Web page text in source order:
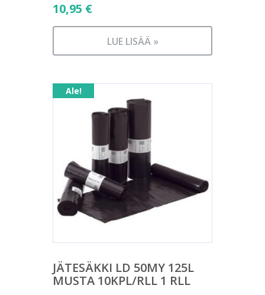
10,95 €
LUE LISÄÄ »
Ale!
JÄTESÄKKI LD 50MY 125L
MUSTA 10KPL/RLL 1 RLL